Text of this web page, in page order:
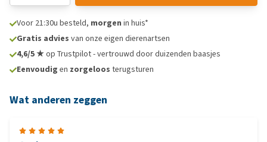
Voor 21:30u besteld, morgen in huis*
Gratis advies van onze eigen dierenartsen
4,6/5 ★op Trustpilot - vertrouwd door duizenden baasjes
Eenvoudig en zorgeloos terugsturen
Wat anderen zeggen